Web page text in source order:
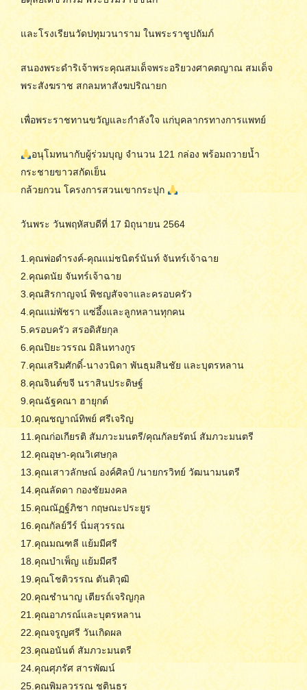
และโรงเรียนวัดปทุมวนาราม ในพระราชูปถัมภ์
สนองพระดำริเจ้าพระคุณสมเด็จพระอริยวงศาคตญาณ สมเด็จ
พระสังฆราช สกลมหาสังฆปริณายก
เพื่อพระราชทานขวัญและกำลังใจ แก่บุคลากรทางการแพทย์
อนุโมทนากับผู้ร่วมบุญ จำนวน 121 กล่อง พร้อมถวายน้ำ
กระชายขาวสกัดเย็น
กล้วยกวน โครงการสวนเขากระปุก
วันพระ วันพฤหัสบดีที่ 17 มิถุนายน 2564
1.คุณพ่อดำรงค์-คุณแม่ชนิตร์นันท์ จันทร์เจ้าฉาย
2.คุณดนัย จันทร์เจ้าฉาย
3.คุณสิรกาญจน์ พิชญสัจจาและครอบครัว
4.คุณแม่พัชรา แซ่อึ้งและลูกหลานทุกคน
5.ครอบครัว สรอดิสัยกุล
6.คุณปิยะวรรณ มิลินทางกูร
7.คุณเสริมศักดิ์-นางวนิดา พันธุมสินชัย และบุตรหลาน
8.คุณจินต์ขจี นราสินประดิษฐ์
9.คุณฉัฐคณา ฮายุกต์
10.คุณชญาณ์ทิพย์ ศรีเจริญ
11.คุณก่อเกียรติ สัมภวะมนตรี/คุณกัลยรัตน์ สัมภวะมนตรี
12.คุณอุษา-คุณวิเศษกุล
13.คุณเสาวลักษณ์ องค์ศิลป์ /นายกรวิทย์ วัฒนามนตรี
14.คุณลัดดา กองชัยมงคล
15.คุณณัฏฐ์ภิชา กฤษณะประยูร
16.คุณกัลย์วีร์ นิ่มสุวรรณ
17.คุณมณฑลี แย้มมีศรี
18.คุณบำเพ็ญ แย้มมีศรี
19.คุณโชติวรรณ ตันติวุฒิ
20.คุณชำนาญ เตียรถ์เจริญกุล
21.คุณอาภรณ์และบุตรหลาน
22.คุณจรูญศรี วันเกิดผล
23.คุณอนันต์ สัมภวะมนตรี
24.คุณศุภรัศ สารพัฒน์
25.คุณพิมลวรรณ ชุตินธร